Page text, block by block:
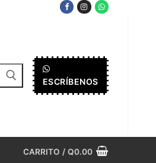
ESCRÍBENOS
CARRITO / Q0.00